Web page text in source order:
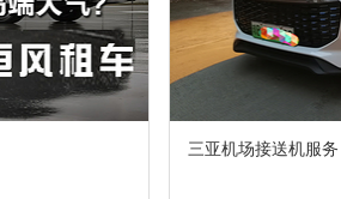
三亚机场接送机服务